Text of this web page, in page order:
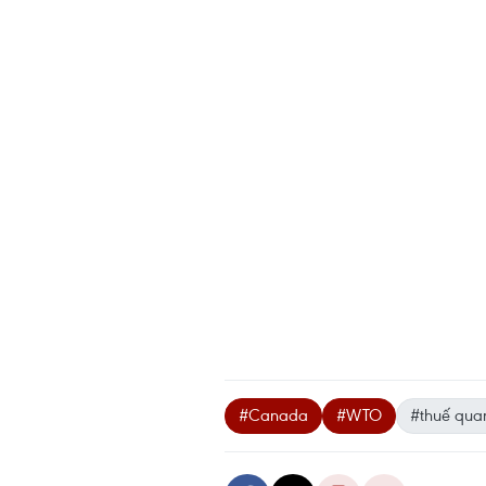
#Canada #WTO #thuế